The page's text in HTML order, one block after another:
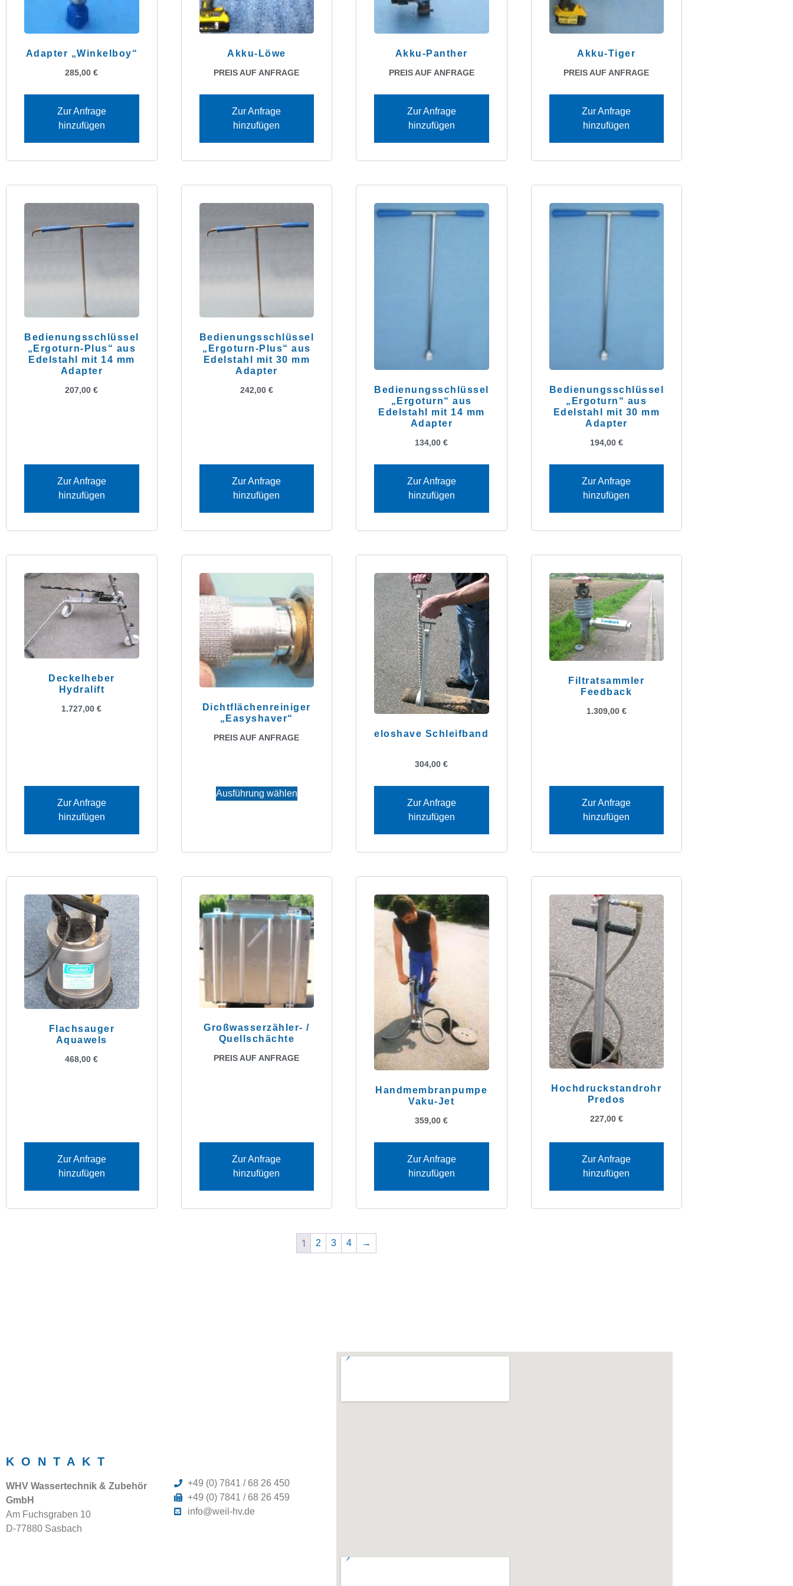
Adapter „Winkelboy“
285,00€
Zur Anfrage
hinzufügen
Akku-Löwe
PREIS AUF ANFRAGE
Zur Anfrage
hinzufügen
Akku-Panther
PREIS AUF ANFRAGE
Zur Anfrage
hinzufügen
Akku-Tiger
PREIS AUF ANFRAGE
Zur Anfrage
hinzufügen
Bedienungsschlüssel
„Ergoturn-Plus“ aus
Edelstahl mit 14 mm
Adapter
207,00€
Zur Anfrage
hinzufügen
Bedienungsschlüssel
„Ergoturn-Plus“ aus
Edelstahl mit 30 mm
Adapter
242,00 €
Zur Anfrage
hinzufügen
Bedienungsschlüssel
„Ergoturn“ aus
Edelstahl mit 14 mm
Adapter
134,00€
Zur Anfrage
hinzufügen
Bedienungsschlüssel
„Ergoturn“ aus
Edelstahl mit 30 mm
Adapter
194,00 €
Zur Anfrage
hinzufügen
Deckelheber
Hydralift
1.727,00€
Zur Anfrage
hinzufügen
Dichtflächenreiniger
„Easyshaver“
PREIS AUF ANFRAGE
Ausführung wählen
eloshave Schleifband
304,00€
Zur Anfrage
hinzufügen
Filtratsammler
Feedback
1.309,00 €
Zur Anfrage
hinzufügen
Flachsauger
Aquawels
468,00€
Zur Anfrage
hinzufügen
Großwasserzähler- /
Quellschächte
PREIS AUF ANFRAGE
Zur Anfrage
hinzufügen
Handmembranpumpe
Vaku-Jet
359,00€
Zur Anfrage
hinzufügen
Hochdruckstandrohr
Predos
227,00 €
Zur Anfrage
hinzufügen
1 2 3 4 →
KONTAKT
WHV Wassertechnik & Zubehör
GmbH
Am Fuchsgraben 10
D-77880 Sasbach
+49 (0) 7841 / 68 26 450
+49 (0) 7841 / 68 26 459
info@weil-hv.de